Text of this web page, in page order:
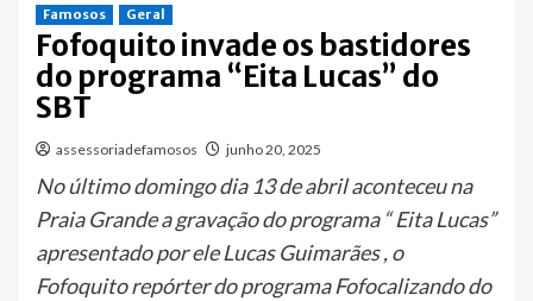
Famosos Geral
Fofoquito invade os bastidores
do programa “Eita Lucas” do
SBT
assessoriadefamosos junho 20, 2025
No último domingo dia 13 de abril aconteceu na
Praia Grande a gravação do programa “ Eita Lucas”
apresentado por ele Lucas Guimarães , o
Fofoquito repórter do programa Fofocalizando do